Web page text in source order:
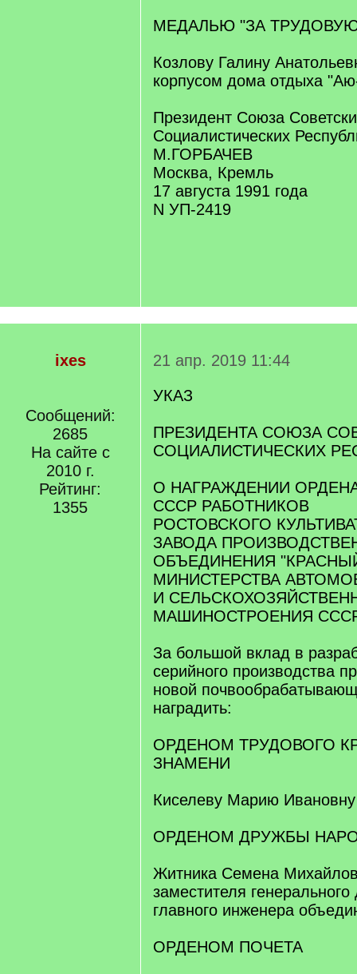
МЕДАЛЬЮ "ЗА
Козлову Галину
корпусом дома отдыха
Президент Союза
Социалистических
М.ГОРБАЧЕВ
Москва, Кремль
17 августа 1991 года
N УП-2419
ixes
Сообщений:
2685
На сайте с
2010 г.
Рейтинг:
1355
21 апр. 2019 11:44
УКАЗ
ПРЕЗИДЕНТА СОЮЗА
СОЦИАЛИСТИЧЕСКИХ
О НАГРАЖДЕНИИ
СССР РАБОТНИКОВ
РОСТОВСКОГО
ЗАВОДА
ОБЪЕДИНЕНИЯ
МИНИСТЕРСТВА
И
МАШИНОСТРОЕНИЯ
За большой вклад в
серийного производства
новой
наградить:
ОРДЕНОМ ТРУДОВОГО
ЗНАМЕНИ
Киселеву Марию
ОРДЕНОМ ДРУЖБЫ
Житника Семена
заместителя генерального
главного инженера
ОРДЕНОМ ПОЧЕТА